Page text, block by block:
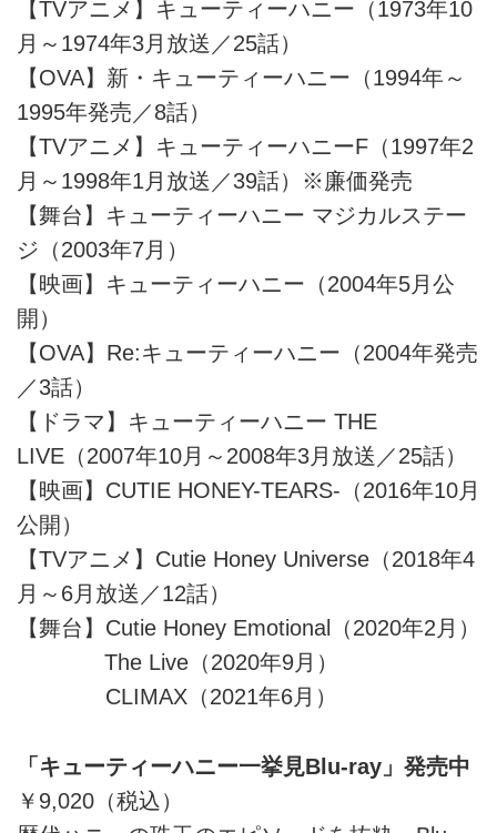
【TVアニメ】キューティーハニー（1973年10
月～1974年3月放送／25話）
【OVA】新・キューティーハニー（1994年～
1995年発売／8話）
【TVアニメ】キューティーハニーF（1997年2
月～1998年1月放送／39話）※廉価発売
【舞台】キューティーハニー マジカルステー
ジ（2003年7月）
【映画】キューティーハニー（2004年5月公
開）
【OVA】Re:キューティーハニー（2004年発売
／3話）
【ドラマ】キューティーハニー THE
LIVE（2007年10月～2008年3月放送／25話）
【映画】CUTIE HONEY-TEARS-（2016年10月
公開）
【TVアニメ】Cutie Honey Universe（2018年4
月～6月放送／12話）
【舞台】Cutie Honey Emotional（2020年2月）
The Live（2020年9月）
CLIMAX（2021年6月）
「キューティーハニー一挙見Blu-ray」発売中
￥9,020（税込）